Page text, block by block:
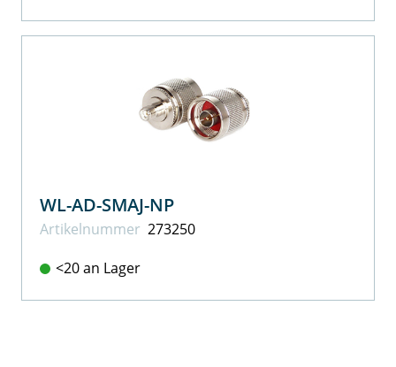
WL-AD-SMAJ-NP
Artikel­nummer 273250
<20 an Lager